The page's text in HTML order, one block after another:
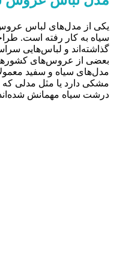
یکی از مدل‌های لباس
سیاه به کار رفته است.
گذاشته‌اند و لباس‌هایی
بعضی از عروس‌های کشورهای
مدل‌های سیاه و سفید
مشکی دارد یا مثل مدلی که
درشت سیاه مهمانش